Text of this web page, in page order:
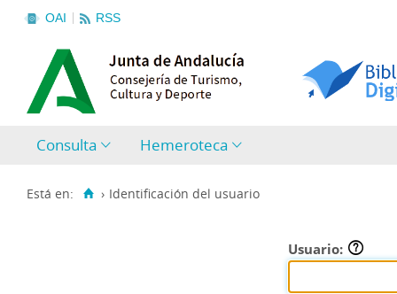
OAI RSS
Consulta Hemeroteca
Está en: › Identificación del usuario
Usuario: